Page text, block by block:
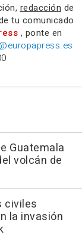
redacción de
tu comunicado
, ponte en
Guatemala
volcán de
civiles
la invasión